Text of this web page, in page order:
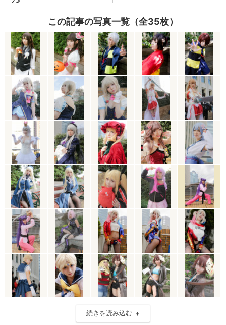
この記事の写真一覧（全35枚）
続きを読み込む